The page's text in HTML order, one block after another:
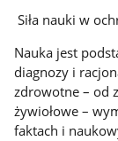
Siła nauki w
Nauka jest
diagnozy i
zdrowotne – od
żywiołowe –
faktach i